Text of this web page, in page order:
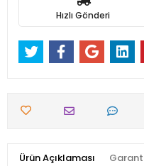
Hızlı Gönderi
Ürün Açıklaması